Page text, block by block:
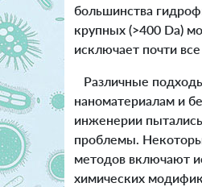
большинства
крупных (>400 Da)
исключает почти
Различные
наноматериалам и
инженерии
проблемы.
методов включают
химических